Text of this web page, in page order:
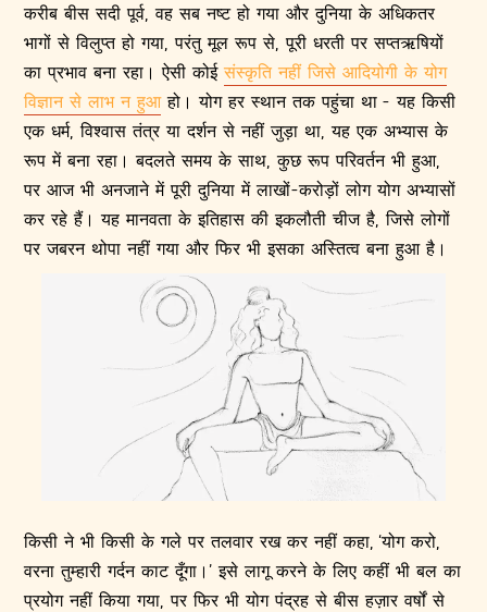
करीब बीस सदी पूर्व, वह सब नष्ट हो गया और दुनिया के अधिकतर
भागों से विलुप्त हो गया, परंतु मूल रूप से, पूरी धरती पर सप्तऋषियों
का प्रभाव बना रहा। ऐसी कोईसंस्कृति नहीं जिसे आदियोगी के योग
विज्ञान से लाभ न हुआहो। योग हर स्थान तक पहुंचा था - यह किसी
एक धर्म, विश्वास तंत्र या दर्शन से नहीं जुड़ा था, यह एक अभ्यास के
रूप में बना रहा। बदलते समय के साथ, कुछ रूप परिवर्तन भी हुआ,
पर आज भी अनजाने में पूरी दुनिया में लाखों-करोड़ों लोग योग अभ्यासों
कर रहे हैं। यह मानवता के इतिहास की इकलौती चीज है, जिसे लोगों
पर जबरन थोपा नहीं गया और फिर भी इसका अस्तित्व बना हुआ है।
किसी ने भी किसी के गले पर तलवार रख कर नहीं कहा, ‘योग करो,
वरना तुम्हारी गर्दन काट दूँगा।’ इसे लागू करने के लिए कहीं भी बल का
प्रयोग नहीं किया गया, पर फिर भी योग पंद्रह से बीस हज़ार वर्षों से